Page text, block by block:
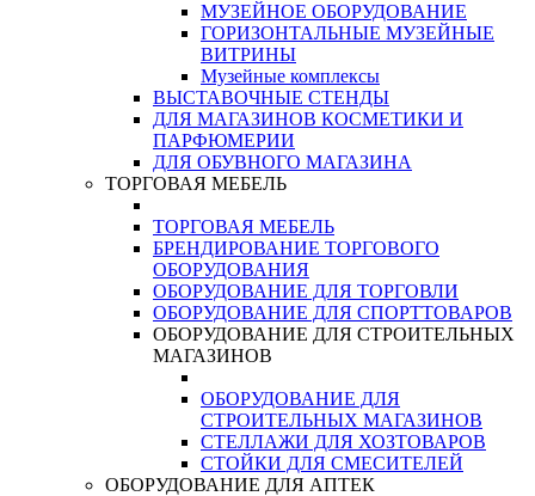
МУЗЕЙНОЕ ОБОРУДОВАНИЕ
ГОРИЗОНТАЛЬНЫЕ МУЗЕЙНЫЕ
ВИТРИНЫ
Музейные комплексы
ВЫСТАВОЧНЫЕ СТЕНДЫ
ДЛЯ МАГАЗИНОВ КОСМЕТИКИ И
ПАРФЮМЕРИИ
ДЛЯ ОБУВНОГО МАГАЗИНА
ТОРГОВАЯ МЕБЕЛЬ
ТОРГОВАЯ МЕБЕЛЬ
БРЕНДИРОВАНИЕ ТОРГОВОГО
ОБОРУДОВАНИЯ
ОБОРУДОВАНИЕ ДЛЯ ТОРГОВЛИ
ОБОРУДОВАНИЕ ДЛЯ СПОРТТОВАРОВ
ОБОРУДОВАНИЕ ДЛЯ СТРОИТЕЛЬНЫХ
МАГАЗИНОВ
ОБОРУДОВАНИЕ ДЛЯ
СТРОИТЕЛЬНЫХ МАГАЗИНОВ
СТЕЛЛАЖИ ДЛЯ ХОЗТОВАРОВ
СТОЙКИ ДЛЯ СМЕСИТЕЛЕЙ
ОБОРУДОВАНИЕ ДЛЯ АПТЕК